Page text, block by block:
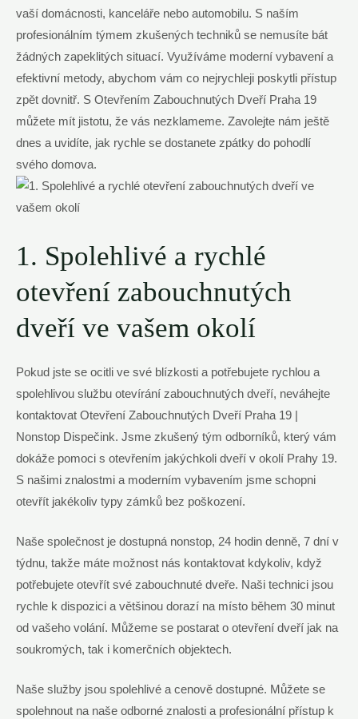
vaší domácnosti, kanceláře nebo automobilu. S naším
profesionálním týmem zkušených techniků se nemusíte bát
žádných zapeklitých situací. Využíváme moderní vybavení a
efektivní metody, abychom vám co nejrychleji poskytli přístup
zpět dovnitř. S Otevřením Zabouchnutých Dveří Praha 19
můžete mít jistotu, že vás nezklameme. Zavolejte nám ještě
dnes a uvidíte, jak rychle se dostanete zpátky do pohodlí
svého domova.
1. Spolehlivé a rychlé
otevření zabouchnutých
dveří ve vašem okolí
Pokud jste se ocitli ve své blízkosti a potřebujete rychlou a
spolehlivou službu otevírání zabouchnutých dveří, neváhejte
kontaktovat Otevření Zabouchnutých Dveří Praha 19 |
Nonstop Dispečink. Jsme zkušený tým odborníků, který vám
dokáže pomoci s otevřením jakýchkoli dveří v okolí Prahy 19.
S našimi znalostmi a moderním vybavením jsme schopni
otevřít jakékoliv typy zámků bez poškození.
Naše společnost je dostupná nonstop, 24 hodin denně, 7 dní v
týdnu, takže máte možnost nás kontaktovat kdykoliv, když
potřebujete otevřít své zabouchnuté dveře. Naši technici jsou
rychle k dispozici a většinou dorazí na místo během 30 minut
od vašeho volání. Můžeme se postarat o otevření dveří jak na
soukromých, tak i komerčních objektech.
Naše služby jsou spolehlivé a cenově dostupné. Můžete se
spolehnout na naše odborné znalosti a profesionální přístup k